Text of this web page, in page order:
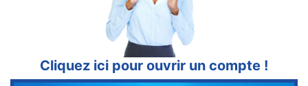
Cliquez ici pour ouvrir un compte !